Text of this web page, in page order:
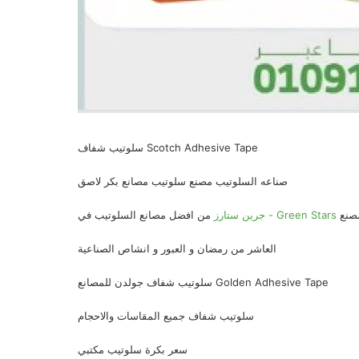
سلوتيب شفاف Scotch Adhesive Tape
صناعه السلوتيب مصنع سلوتيب مصانع بكر لاصق
جرين ستارز - Green Stars من افضل مصانع السلوتيب في
العاشر من رمضان و العبور و انشاص الصناعية
سلوتيب شفاف جولدن للمصانع Golden Adhesive Tape
سلوتيب شفاف جميع المقاسات والاحجام
سعر بكرة سلوتيب مكتبي